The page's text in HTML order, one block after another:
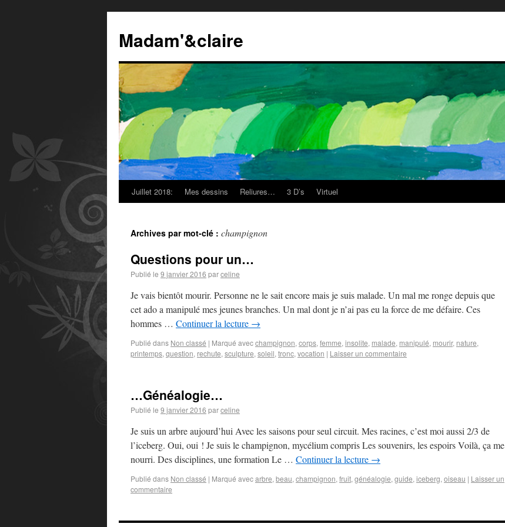
Madam'&claire
Juillet 2018: Mes dessins Reliures… 3 D’s Virtuel
Archives par mot-clé : champignon
Questions pour un…
Publié le 9 janvier 2016 parceline
Je vais bientôt mourir. Personne ne le sait encore mais je suis malade. Un mal me ronge depuis que
cet ado a manipulé mes jeunes branches. Un mal dont je n’ai pas eu la force de me défaire. Ces
hommes … Continuer la lecture →
Publié dans Non classé | Marqué avecchampignon, corps, femme, insolite, malade, manipulé, mourir, nature,
printemps, question, rechute, sculpture, soleil, tronc, vocation | Laisser un commentaire
…Généalogie…
Publié le 9 janvier 2016 parceline
Je suis un arbre aujourd’hui Avec les saisons pour seul circuit. Mes racines, c’est moi aussi 2/3 de
l’iceberg. Oui, oui ! Je suis le champignon, mycélium compris Les souvenirs, les espoirs Voilà, ça me
nourri. Des disciplines, une formation Le … Continuer la lecture →
Publié dans Non classé | Marqué avecarbre, beau, champignon, fruit, généalogie, guide, iceberg, oiseau | Laisser un
commentaire